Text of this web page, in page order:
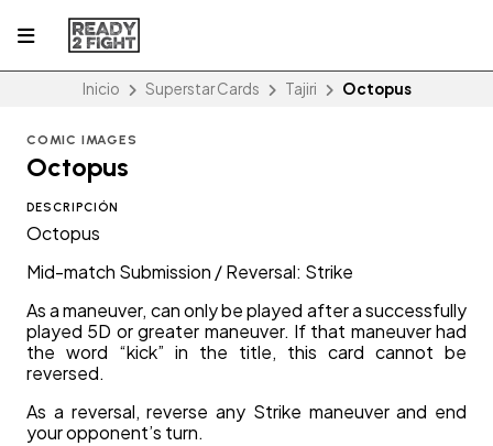
Inicio Superstar Cards Tajiri Octopus
COMIC IMAGES
Octopus
DESCRIPCIÓN
Octopus
Mid-match Submission / Reversal: Strike
As a maneuver, can only be played after a successfully
played 5D or greater maneuver. If that maneuver had
the word “kick” in the title, this card cannot be
reversed.
As a reversal, reverse any Strike maneuver and end
your opponent’s turn.